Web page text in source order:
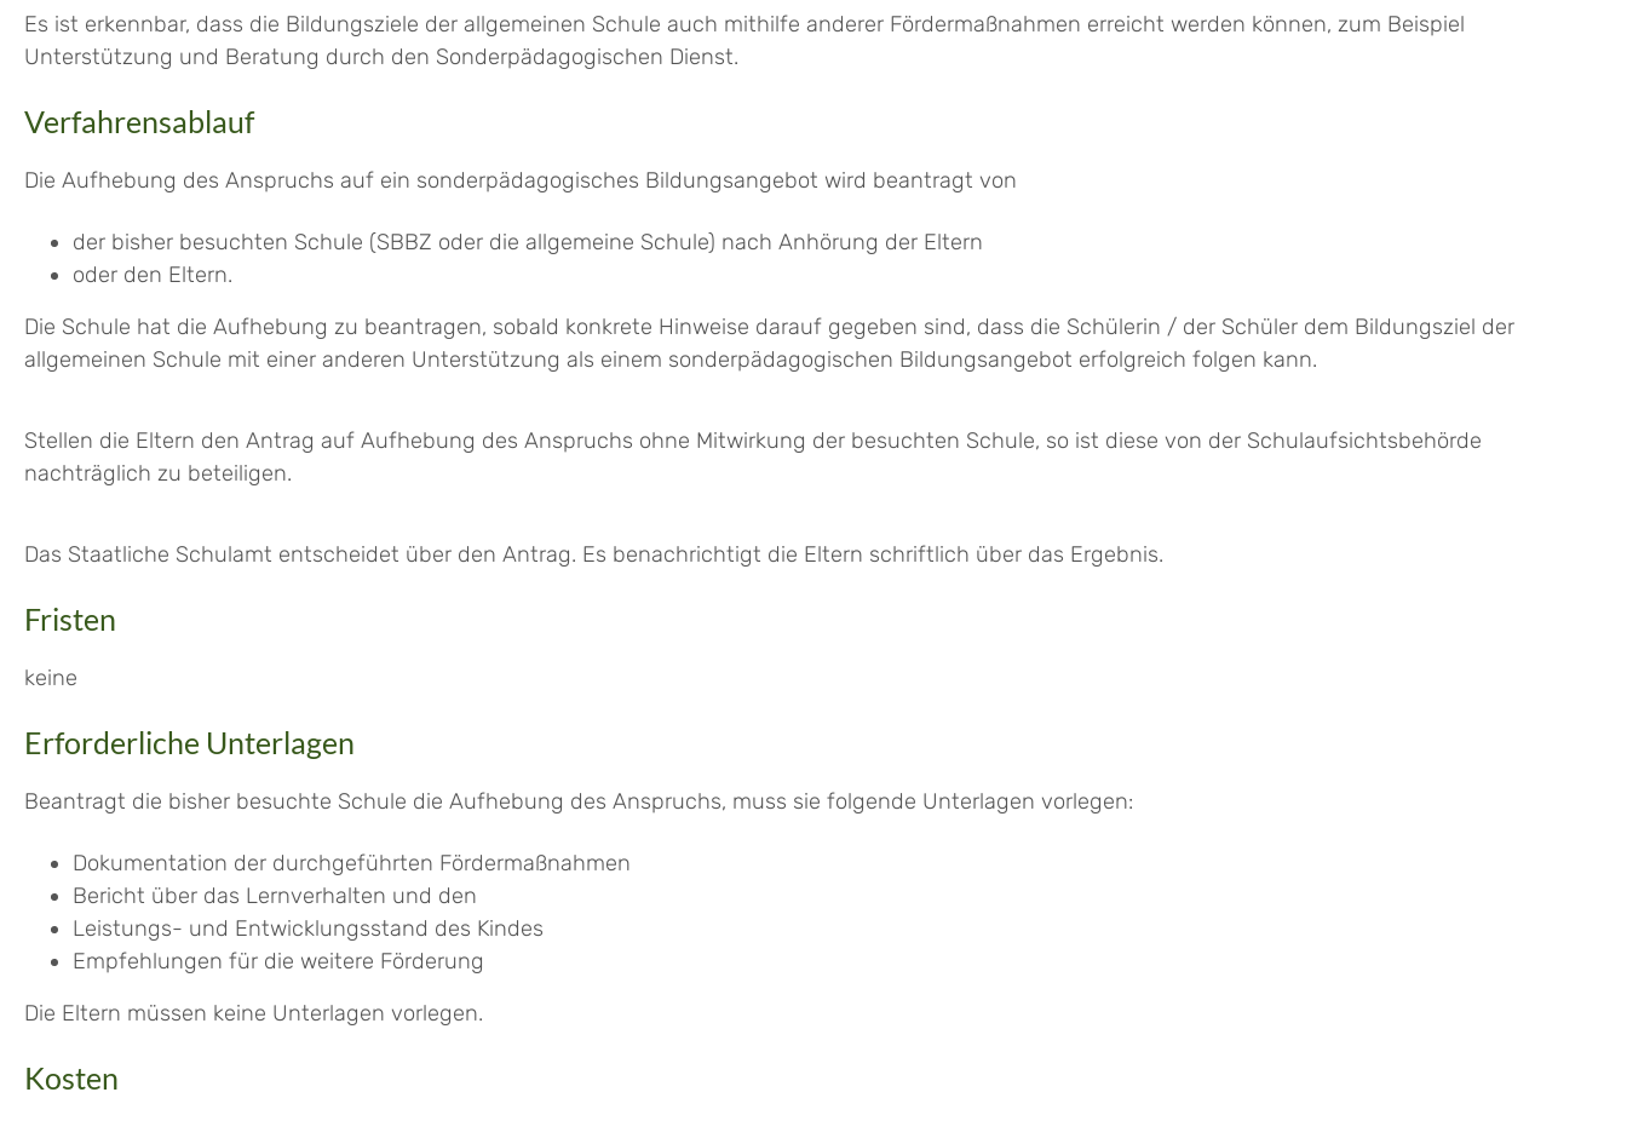
Es ist erkennbar, dass die Bildungsziele der allgemeinen Schule auch mithilfe anderer Fördermaßnahmen erreicht werden können, zum Beispiel
Unterstützung und Beratung durch den Sonderpädagogischen Dienst.
Verfahrensablauf
Die Aufhebung des Anspruchs auf ein sonderpädagogisches Bildungsangebot wird beantragt von
der bisher besuchten Schule (SBBZ oder die allgemeine Schule) nach Anhörung der Eltern
oder den Eltern.
Die Schule hat die Aufhebung zu beantragen, sobald konkrete Hinweise darauf gegeben sind, dass die Schülerin / der Schüler dem Bildungsziel der
allgemeinen Schule mit einer anderen Unterstützung als einem sonderpädagogischen Bildungsangebot erfolgreich folgen kann.
Stellen die Eltern den Antrag auf Aufhebung des Anspruchs ohne Mitwirkung der besuchten Schule, so ist diese von der Schulaufsichtsbehörde
nachträglich zu beteiligen.
Das Staatliche Schulamt entscheidet über den Antrag. Es benachrichtigt die Eltern schriftlich über das Ergebnis.
Fristen
keine
Erforderliche Unterlagen
Beantragt die bisher besuchte Schule die Aufhebung des Anspruchs, muss sie folgende Unterlagen vorlegen:
Dokumentation der durchgeführten Fördermaßnahmen
Bericht über das Lernverhalten und den
Leistungs- und Entwicklungsstand des Kindes
Empfehlungen für die weitere Förderung
Die Eltern müssen keine Unterlagen vorlegen.
Kosten